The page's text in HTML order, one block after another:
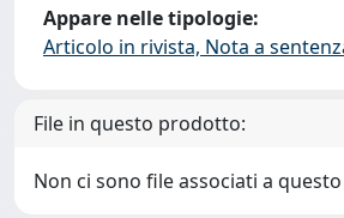
Appare nelle tipologie:
Articolo in rivista, Nota a
File in questo prodotto:
Non ci sono file associati a